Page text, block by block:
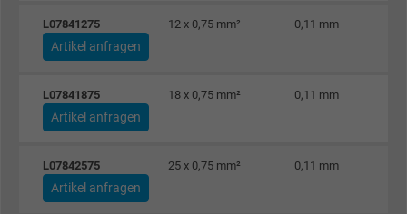
Anbieter Facebook Ireland Ltd.
Zweck
Cookie von Facebook für Website-Analyse,
L07841275 12 x 0,75 mm² 0,11 mm
Artikel anfragen
L07841875 18 x 0,75 mm² 0,11 mm
Artikel anfragen
L07842575 25 x 0,75 mm² 0,11 mm
Artikel anfragen